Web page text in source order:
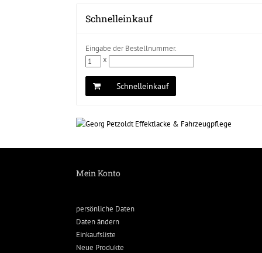
Schnelleinkauf
Eingabe der Bestellnummer.
x
Schnelleinkauf
Mein Konto
persönliche Daten
Daten ändern
Einkaufsliste
Neue Produkte